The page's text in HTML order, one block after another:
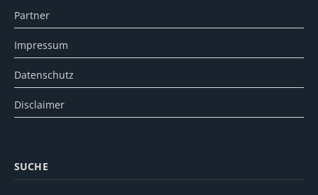
Partner
Impressum
Datenschutz
Disclaimer
SUCHE